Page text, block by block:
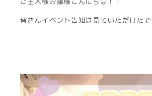
皆さんイベント告知は見ていただけた